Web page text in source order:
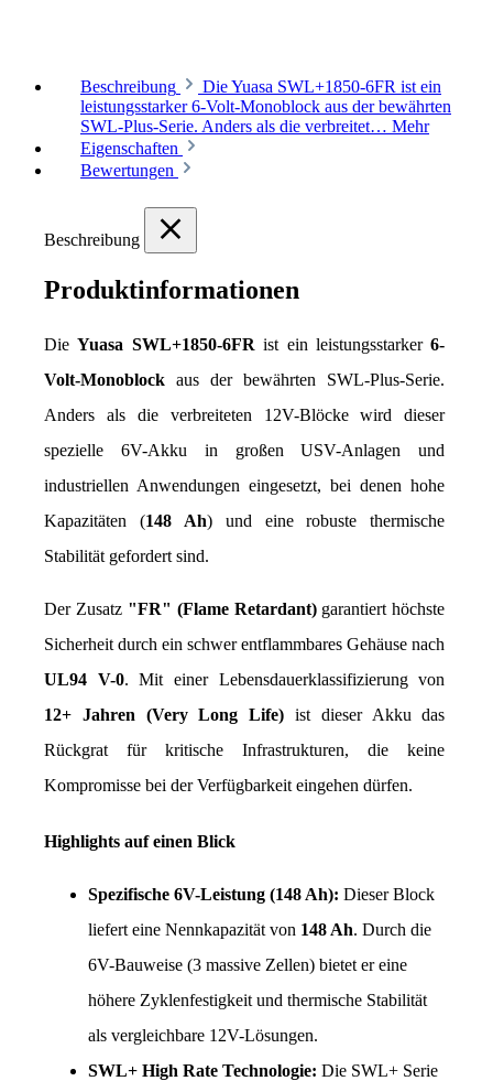
Beschreibung
Die Yuasa SWL+1850-6FR ist ein
leistungsstarker 6-Volt-Monoblock aus der bewährten
SWL-Plus-Serie. Anders als die verbreitet… Mehr
Eigenschaften
Bewertungen
Beschreibung
Produktinformationen
Die Yuasa SWL+1850-6FR ist ein leistungsstarker 6-
Volt-Monoblock aus der bewährten SWL-Plus-Serie.
Anders als die verbreiteten 12V-Blöcke wird dieser
spezielle 6V-Akku in großen USV-Anlagen und
industriellen Anwendungen eingesetzt, bei denen hohe
Kapazitäten (148 Ah) und eine robuste thermische
Stabilität gefordert sind.
Der Zusatz "FR" (Flame Retardant) garantiert höchste
UL94 V-0
12+ Jahren (Very Long Life) ist dieser Akku das
Rückgrat für kritische Infrastrukturen, die keine
Kompromisse bei der Verfügbarkeit eingehen dürfen.
Highlights auf einen Blick
Spezifische 6V-Leistung (148 Ah): Dieser Block
liefert eine Nennkapazität von 148 Ah. Durch die
6V-Bauweise (3 massive Zellen) bietet er eine
höhere Zyklenfestigkeit und thermische Stabilität
als vergleichbare 12V-Lösungen.
SWL+ High Rate Technologie: Die SWL+ Serie